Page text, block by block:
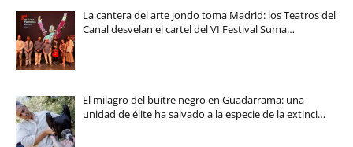
La cantera del arte jondo toma Madrid: los Teatros del
Canal desvelan el cartel del VI Festival Suma…
El milagro del buitre negro en Guadarrama: una
unidad de élite ha salvado a la especie de la extinci…